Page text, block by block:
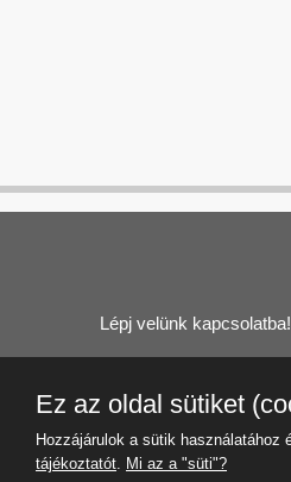
Lépj velünk kapcsolatba!
Adatvédelmi
Ez az oldal sütiket
Hozzájárulok a sütik használatához
tájékoztatót. Mi az a "süti"?